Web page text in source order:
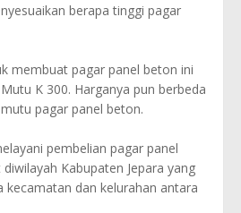
berapa tinggi pagar
membuat pagar panel beton ini
K 300. Harganya pun berbeda
pagar panel beton.
pembelian pagar panel
Kabupaten Jepara yang
kecamatan dan kelurahan antara